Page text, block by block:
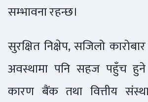
सम्भावना रहन्छ।
सुरक्षित निक्षेप, सजिलो
अवस्थामा पनि सहज पहुँच
कारण बैंक तथा वित्तीय